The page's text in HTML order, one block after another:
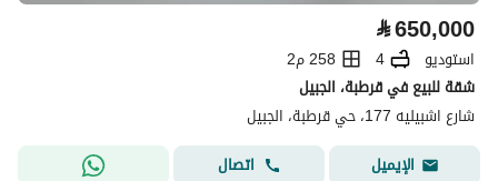
⃁650,000
استوديو 4
258 م2
شقة للبيع في قرطبة، الجبيل
شارع اشبيليه 177، حي قرطبة، الجبيل
الإيميل
اتصال